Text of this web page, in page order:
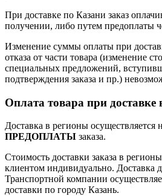
При доставке по Казани заказ
получении, либо путем предоплаты
Изменение суммы оплаты при
отказа от части товара (изменение
специальных предложений,
подтверждения заказа и пр.)
Оплата товара при
Доставка в регионы осуществляется
ПРЕДОПЛАТЫ заказа.
Стоимость доставки заказа в
клиентом индивидуально. Доставка
Транспортной компании
доставки по городу Казань.